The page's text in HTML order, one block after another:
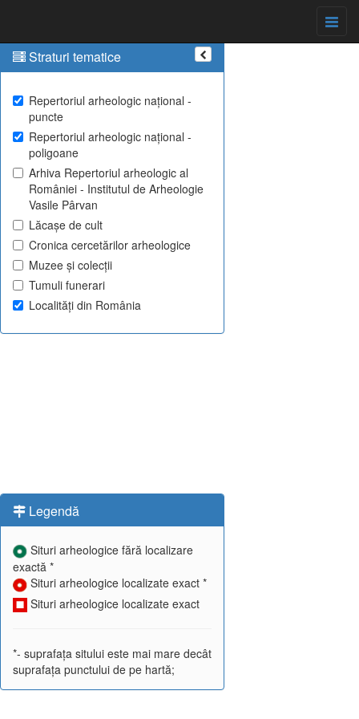
Straturi tematice
Repertoriul arheologic național -
puncte
Repertoriul arheologic național -
poligoane
Arhiva Repertoriul arheologic al
României - Institutul de Arheologie
Vasile Pârvan
Lăcașe de cult
Cronica cercetărilor arheologice
Muzee și colecții
Tumuli funerari
Localități din România
Legendă
Situri arheologice fără localizare
exactă *
Situri arheologice localizate exact *
Situri arheologice localizate exact
*- suprafața sitului este mai mare decât
suprafața punctului de pe hartă;